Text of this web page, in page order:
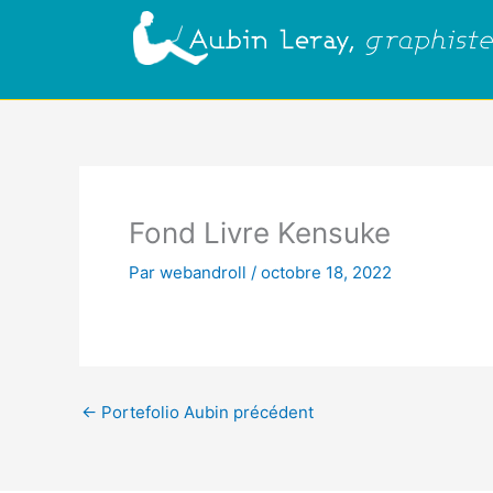
Fond Livre Kensuke
Par webandroll / octobre 18, 2022
← Portefolio Aubin précédent